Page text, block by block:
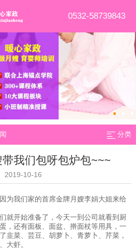
0532-58739843
分类
我们包呀包炉包~~~
2019-10-16
为我们家的首席金牌月嫂李娟大姐来给
就开始准备了，今天一到公司就看到厨
，还有面板、面盆、擀面杖等用具，一
韭菜、芸豆、胡萝卜、青萝卜、芹菜，
大虾。